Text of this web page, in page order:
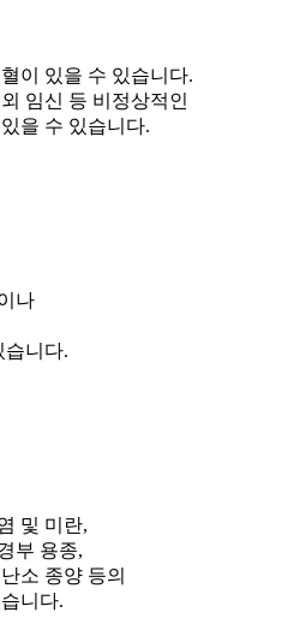
이 있을 수 있습니다.
임신 등 비정상적인
을 수 있습니다.
나
습니다.
및 미란,
부 용종,
소 종양 등의
니다.